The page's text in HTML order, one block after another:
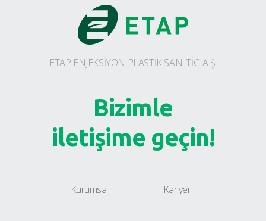
ETAP ENJEKSİYON PLASTİK SAN. TİC. A.Ş.
Bizimle
iletişime geçin!
Kurumsal Kariyer